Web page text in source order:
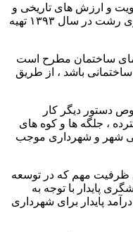
و ارزش های تاریخی و
معاصر شهرسازی و معماری بومی و ایرانی_ اسلامی با استناد به مصوبه سال ۱۳۸۷ شورای عالی شهرسازی و معماری و دستورالعمل سیما و منظر شهری رشت که توسط شهرداری رشت در سال ۱۳۹۳ تهیه
ساختمان مطرح است
باشد ، از طریق
دستور دیگر کار
، جلگه ها و کوه های
شهر و شهرداری موجب
ظرفیت مهم که در توسعه
پایدار با توجه به
پایدار برای شهرداری